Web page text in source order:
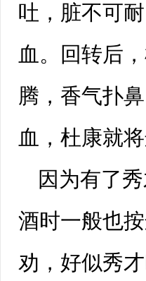
吐，脏不可
血。回转后
腾，香气扑
血，杜康就
因为有了
酒时一般也
劝，好似秀